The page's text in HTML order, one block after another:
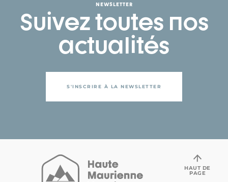
NEWSLETTER
Suivez toutes nos
actualités
S'INSCRIRE À LA NEWSLETTER
HAUT DE
PAGE